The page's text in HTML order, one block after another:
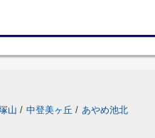
山 / 中登美ヶ丘 / あやめ池北